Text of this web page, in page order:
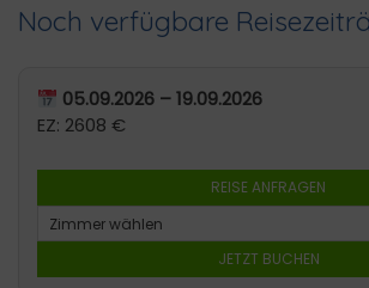
Noch verfügbare
05.09.2026 – 19.09.2026
EZ: 2608 €
REISE ANFRAGEN
JETZT BUCHEN